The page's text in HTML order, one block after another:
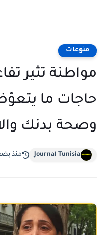
منوعات
حاجات ما
وصحة بدنك
Journal Tunisia منذ